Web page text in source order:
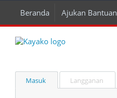
Beranda Ajukan Bantuan
Masuk Langganan